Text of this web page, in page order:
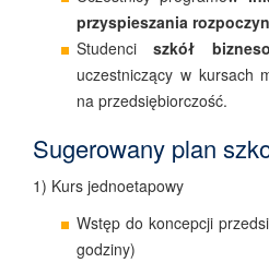
przyspieszania
Studenciszkół
uczestniczący w kursach
na przedsiębiorczość.
Sugerowany plan
1) Kurs jednoetapowy
Wstęp do koncepcji
godziny)